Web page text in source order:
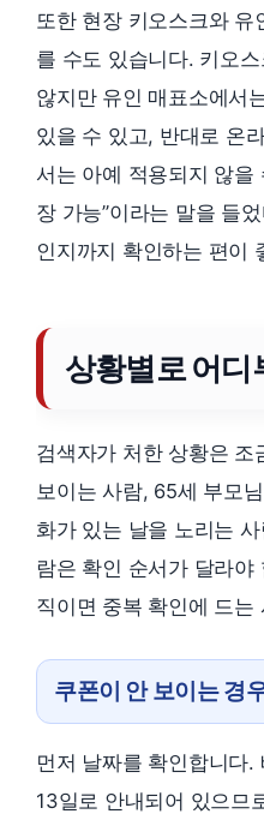
또한 현장 키오스크와
를 수도 있습니다. 키오
않지만 유인 매표소에서
있을 수 있고, 반대로 온
서는 아예 적용되지 않을
장 가능”이라는 말을 들
인지까지 확인하는 편이
상황별로 어디
검색자가 처한 상황은 조
보이는 사람, 65세 부모
화가 있는 날을 노리는
람은 확인 순서가 달라야
직이면 중복 확인에 드는
쿠폰이 안 보이는 경
먼저 날짜를 확인합니다
13일로 안내되어 있으므